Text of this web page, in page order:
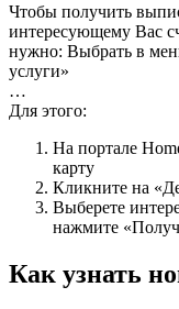
Чтобы получить
интересующему Вас
нужно: Выбрать в
услуги»
…
Для этого:
На портале
карту
Кликните на
Выберете
нажмите
Как узнать